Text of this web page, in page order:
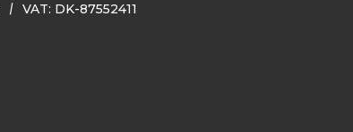
VAT: DK-87552411